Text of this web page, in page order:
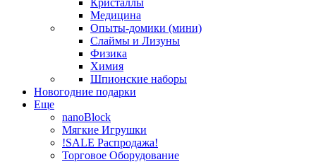
Кристаллы
Медицина
Опыты-домики (мини)
Слаймы и Лизуны
Физика
Химия
Шпионские наборы
Новогодние подарки
Еще
nanoBlock
Мягкие Игрушки
!SALE Распродажа!
Торговое Оборудование